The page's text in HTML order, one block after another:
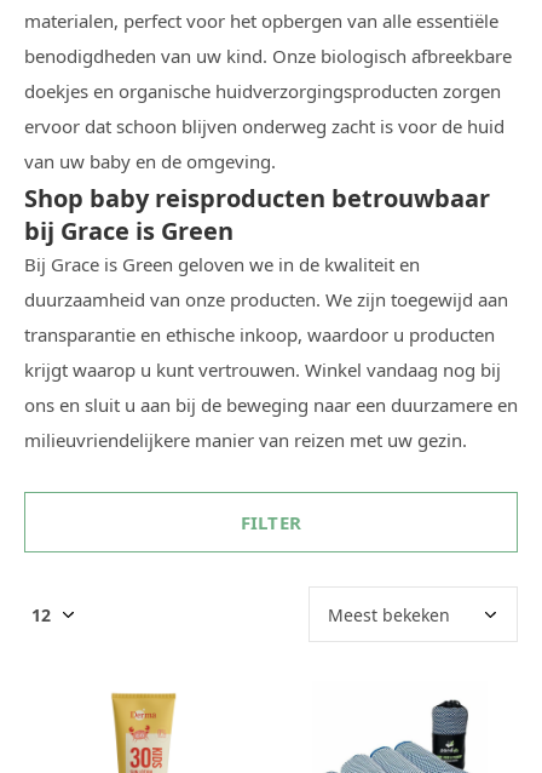
materialen, perfect voor het opbergen van alle essentiële
benodigdheden van uw kind. Onze biologisch afbreekbare
doekjes en organische huidverzorgingsproducten zorgen
ervoor dat schoon blijven onderweg zacht is voor de huid
van uw baby en de omgeving.
Shop baby reisproducten betrouwbaar
bij Grace is Green
Bij Grace is Green geloven we in de kwaliteit en
duurzaamheid van onze producten. We zijn toegewijd aan
transparantie en ethische inkoop, waardoor u producten
krijgt waarop u kunt vertrouwen. Winkel vandaag nog bij
ons en sluit u aan bij de beweging naar een duurzamere en
milieuvriendelijkere manier van reizen met uw gezin.
FILTER